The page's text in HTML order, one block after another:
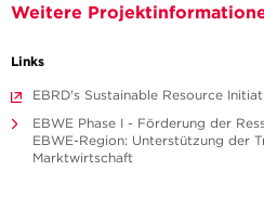
Weitere
Links
EBRD's Sustainable Resource
EBWE Phase I - Förderung der
EBWE-Region: Unterstützung der
Marktwirtschaft